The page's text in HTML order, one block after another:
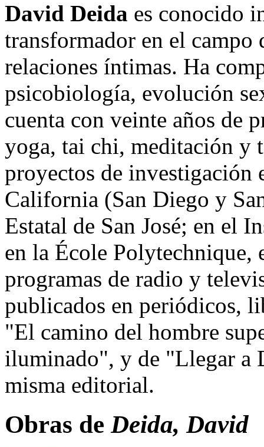
David Deida es conocido
transformador en el
relaciones íntimas. Ha
psicobiología, evolución
cuenta con veinte años de
yoga, tai chi, meditación y
proyectos de investigación
California (San Diego y
Estatal de San José; en el
en la École Polytechnique,
programas de radio y
publicados en periódicos,
"El camino del hombre
iluminado", y de "Llegar a
misma editorial.
Obras de Deida, David